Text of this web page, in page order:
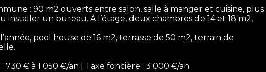
: 90 m2 ouverts entre salon, salle à manger et cuisine, plus
un bureau. À l’étage, deux chambres de 14 et 18 m2,
pool house de 16 m2, terrasse de 50 m2, terrain de
730 € à 1 050 €/an | Taxe foncière : 3 000 €/an